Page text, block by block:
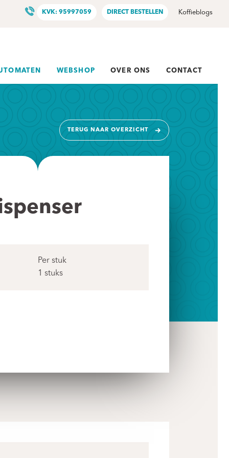
KVK: 95997059 DIRECT BESTELLEN Koffieblogs
WEBSHOP OVER ONS CONTACT
TERUG NAAR OVERZICHT
Per stuk
1 stuks